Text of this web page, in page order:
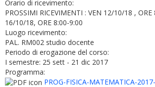
Orario di ricevimento:
PROSSIMI RICEVIMENTI : VEN 12/10/18 ,
16/10/18, ORE 8:00-9:00
Luogo ricevimento:
PAL. RM002 studio docente
Periodo di erogazione del corso:
I semestre: 25 sett - 21 dic 2017
Programma:
PROG-FISICA-MATEMATICA-